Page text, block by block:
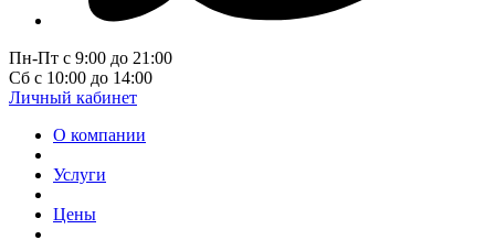
Пн-Пт с 9:00 до 21:00
Сб с 10:00 до 14:00
Личный кабинет
О компании
Услуги
Цены